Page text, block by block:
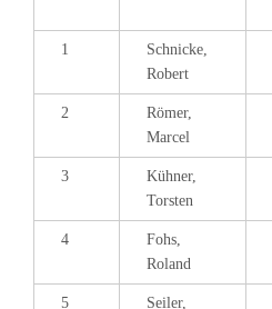
1
Schnicke,
Robert
2
Römer,
Marcel
3
Kühner,
Torsten
4
Fohs,
Roland
5
Seiler,